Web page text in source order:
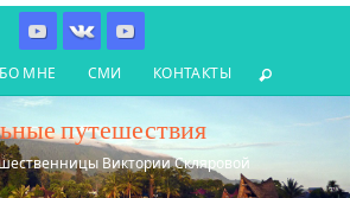
МНЕ СМИ КОНТАКТЫ
путешествия
Виктории Скляровой